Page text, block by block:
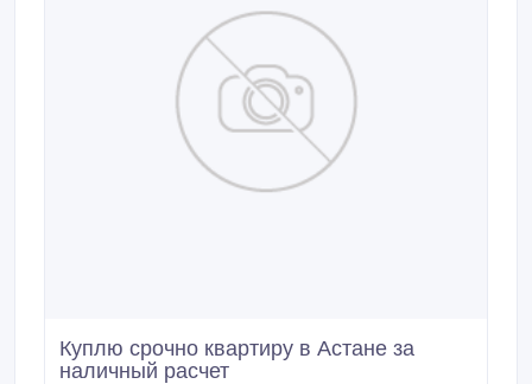
Куплю срочно квартиру в Астане за
наличный расчет